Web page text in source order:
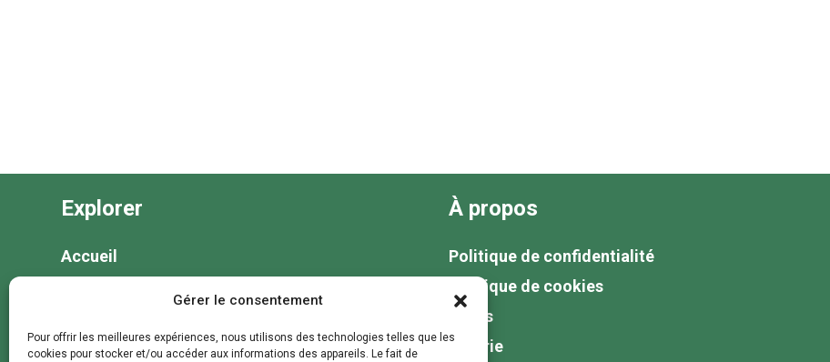
Gérer le consentement
Pour offrir les meilleures expériences, nous utilisons des technologies telles que les
cookies pour stocker et/ou accéder aux informations des appareils. Le fait de
Explorer
Accueil
Nos coffrets cadeaux
À propos
Politique de confidentialité
Politique de cookies
Tarifs
Galerie